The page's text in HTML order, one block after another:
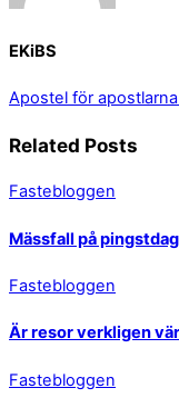
EKiBS
Apostel för apostlarna
Related Posts
Fastebloggen
Mässfall på
Fastebloggen
Är resor verkligen
Fastebloggen